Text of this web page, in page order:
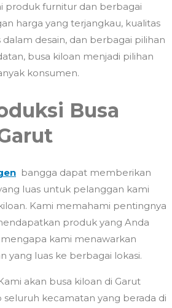
produk furnitur dan berbagai
harga yang terjangkau, kualitas
dalam desain, dan berbagai pilihan
busa kiloan menjadi pilihan
konsumen.
Busa
bangga dapat memberikan
luas untuk pelanggan kami
Kami memahami pentingnya
produk yang Anda
kami menawarkan
yang luas ke berbagai lokasi.
akan busa kiloan di Garut
kecamatan yang berada di